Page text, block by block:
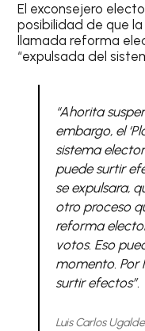
El exconsejero
posibilidad de que
llamada reforma
“expulsada del
“Ahorita
embargo, el
sistema
puede surtir
se expulsara,
otro proceso
reforma
votos. Eso
momento. Por
surtir efectos”.
Luis Carlos